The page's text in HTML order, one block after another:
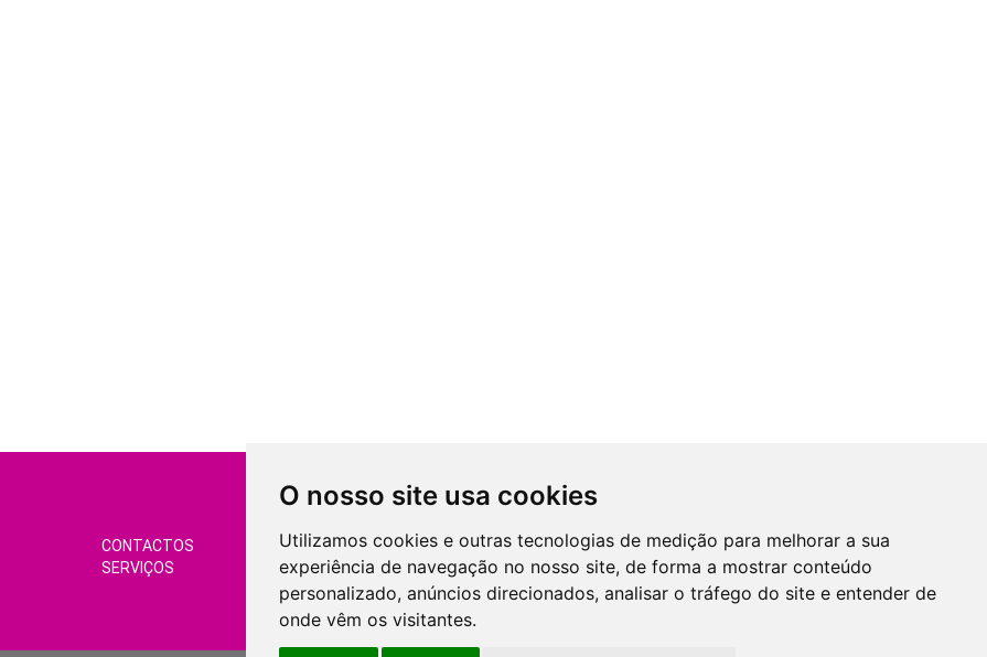
O nosso site usa cookies
Utilizamos cookies e outras tecnologias de medição para melhorar a sua
experiência de navegação no nosso site, de forma a mostrar conteúdo
personalizado, anúncios direcionados, analisar o tráfego do site e entender de
onde vêm os visitantes.
CONTACTOS
CONDIÇÕES DE VENDA
SERVIÇOS GERIR COOKIES
SUBSCREVER NEWSLETTER
Mantenha-se informado das nossas
Promções, novidades e muito mais...